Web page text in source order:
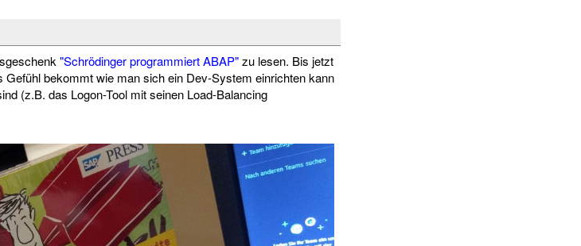
"Schrödinger programmiert ABAP"zu lesen. Bis jetzt
bekommt wie man sich ein Dev-System einrichten kann
(z.B. das Logon-Tool mit seinen Load-Balancing